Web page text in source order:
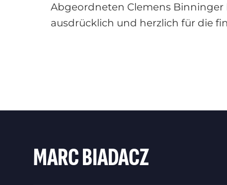
Abgeordneten Clemens Binninger
ausdrücklich und herzlich für die
MARC BIADACZ